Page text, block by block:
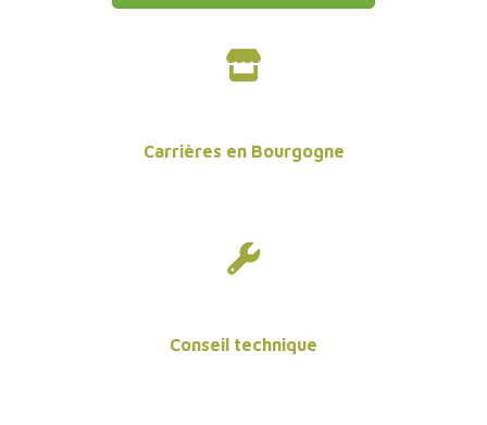
Carrières en Bourgogne
Conseil technique